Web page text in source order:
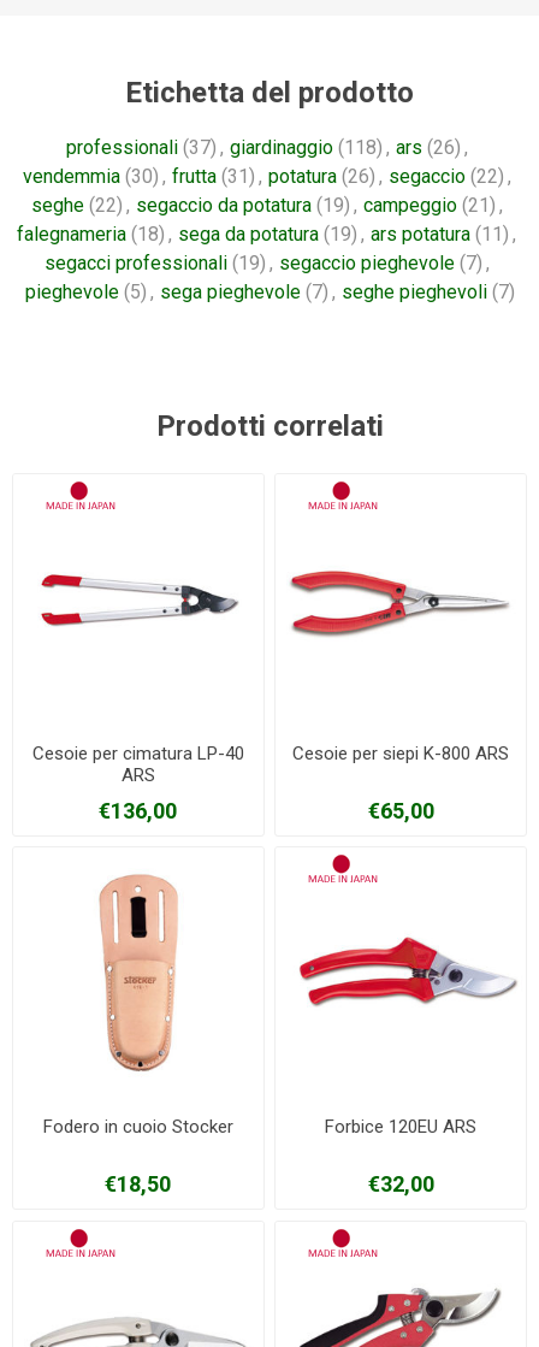
Etichetta del prodotto
professionali (37) , giardinaggio (118) , ars (26) ,
vendemmia (30) , frutta (31) , potatura (26) , segaccio (22) ,
seghe (22) , segaccio da potatura (19) , campeggio (21) ,
falegnameria (18) , sega da potatura (19) , ars potatura (11) ,
segacci professionali (19) , segaccio pieghevole (7) ,
pieghevole (5) , sega pieghevole (7) , seghe pieghevoli (7)
Prodotti correlati
Cesoie per cimatura LP-40
ARS
€136,00
Cesoie per siepi K-800 ARS
€65,00
Fodero in cuoio Stocker
€18,50
Forbice 120EU ARS
€32,00